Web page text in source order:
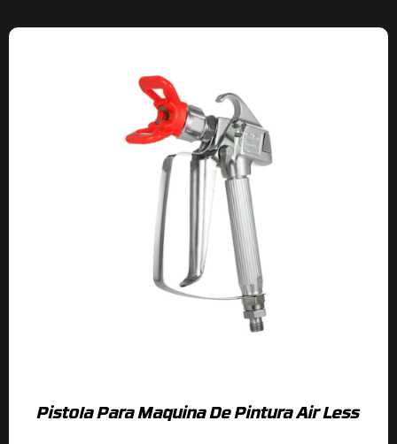
Pistola Para Maquina De Pintura Air Less